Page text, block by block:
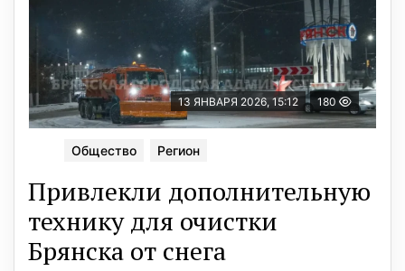
13 ЯНВАРЯ 2026, 15:12 180
Общество Регион
Привлекли дополнительную
технику для очистки
Брянска от снега